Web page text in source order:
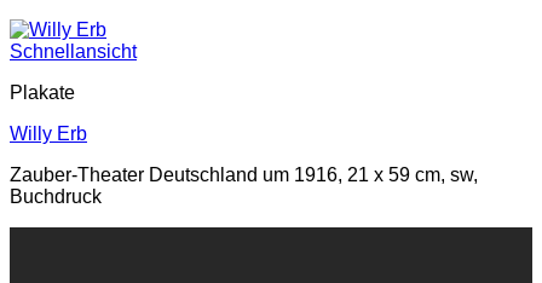
Schnellansicht
Plakate
Willy Erb
Zauber-Theater Deutschland um 1916, 21 x 59 cm, sw,
Buchdruck